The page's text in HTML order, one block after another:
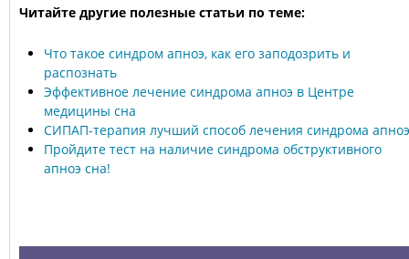
Читайте другие полезные статьи по теме:
Что такое синдром апноэ, как его заподозрить и
распознать
Эффективное лечение синдрома апноэ в Центре
медицины сна
СИПАП-терапия лучший способ лечения синдрома апноэ
Пройдите тест на наличие синдрома обструктивного
апноэ сна!